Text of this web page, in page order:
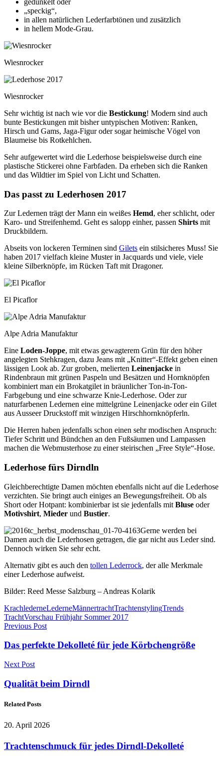
„speckig“,
in allen natürlichen Lederfarbtönen und zusätzlich
in hellem Mode-Grau.
Wiesnrocker
Wiesnrocker
Sehr wichtig ist nach wie vor die Bestickung! Modern sind auch
bunte Bestickungen mit bisher untypischen Motiven: Ranken,
Hirsch und Gams, Jaga-Figur oder sogar heimische Vögel von
Blaumeise bis Rotkehlchen.
Sehr aufgewertet wird die Lederhose beispielsweise durch eine
plastische Stickerei ohne Farbfaden. Da erheben sich die Ranken
und das Wildtier im Spiel von Licht und Schatten.
Das passt zu Lederhosen 2017
Zur Ledernen trägt der Mann ein weißes Hemd, eher schlicht, oder
Karo- und Streifenhemd. Geht es salopp einher, passen Shirts mit
Druckbildern.
Abseits von lockeren Terminen sind Gilets ein stilsicheres Muss! Sie
haben 2017 vielfach kleine Muster in Jacquards und viele, viele
kleine Silberknöpfe, im Rücken Taft mit Dragoner.
El Picaflor
Alpe Adria Manufaktur
Eine Loden-Joppe, mit etwas gewagterem Grün für den höher
angelegten Stehkragen, dazu Jeans mit „Knitter“-Effekt geben einen
lässigen Look ab. Zur groben, melierten Leinenjacke in
Rindenbraun mit grünen Paspeln und Besätzen und Hornknöpfen
kombiniert man ein Brokatgilet in bräunlicher Ton-in-Ton-
Farbgebung und eine schwarze Knie-Lederhose. Oder zur
naturfarbenen Ledernen eine mittelgrüne Leinenjacke oder ein Gilet
aus Ausseer Druckstoff mit winzigen Hirschhornknöpferln.
Die Herren haben jedenfalls schon einen sehr modischen Anspruch:
Tiefer Schritt und Bündchen an den Fußsäumen und Lampassen
machen die Webmusterhose zu einer steirischen „Free Style“-Hose.
Lederhose fürs Dirndln
Gleichberechtigte Damen möchten ebenfalls nicht auf die Lederhose
verzichten. Sie bringt auch einiges an Bewegungsfreiheit. Ob als
Short oder Hotpant: kombinierbar ist sie jedenfalls mit Bluse oder
Motivshirt, Mieder und Bustier.
Gerne werden bei
Damen auch die Lederhosen getragen, die gar nicht aus Leder sind.
Dennoch wirken Sie sehr echt.
Alternativ gibt es auch den tollen Lederrock, der alle Merkmale
einer Lederhose aufweist.
Bilder: Reed Messe Salzburg – Andreas Kolarik
KrachlederneLederneMännertrachtTrachtenstylingTrends
TrachtVorschau Frühjahr Sommer 2017
Previous Post
Das perfekte Dekolleté für jede Körbchengröße
Next Post
Qualität beim Dirndl
Related Posts
20. April 2026
Trachtenschmuck für jedes Dirndl-Dekolleté